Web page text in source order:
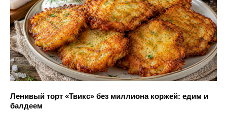
Ленивый торт «Твикс» без миллиона коржей: едим и
балдеем